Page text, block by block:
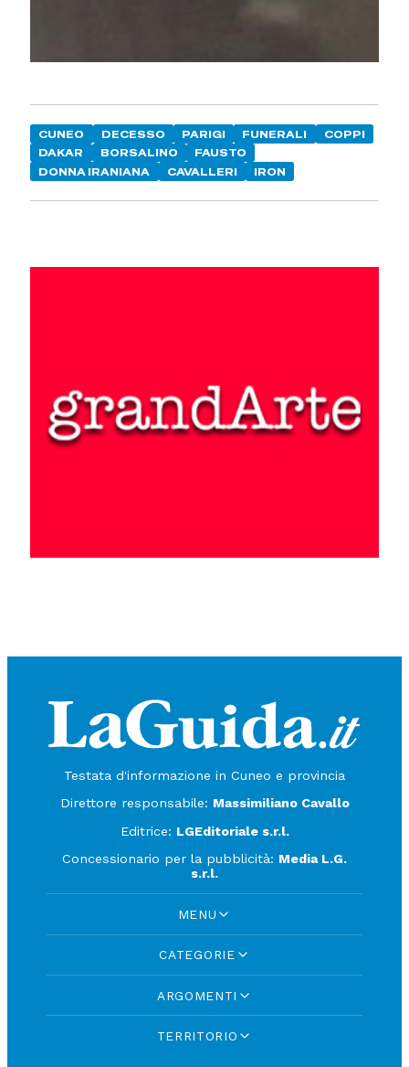
CUNEO DECESSO PARIGI FUNERALI
COPPI
DAKAR
BORSALINO
FAUSTO
DONNA IRANIANA
CAVALLERI IRON
Testata d'informazione in Cuneo e provincia
Direttore responsabile: Massimiliano Cavallo
Editrice: LGEditoriale s.r.l.
Concessionario per la pubblicità: Media L.G.
s.r.l.
MENU
CATEGORIE
ARGOMENTI
TERRITORIO